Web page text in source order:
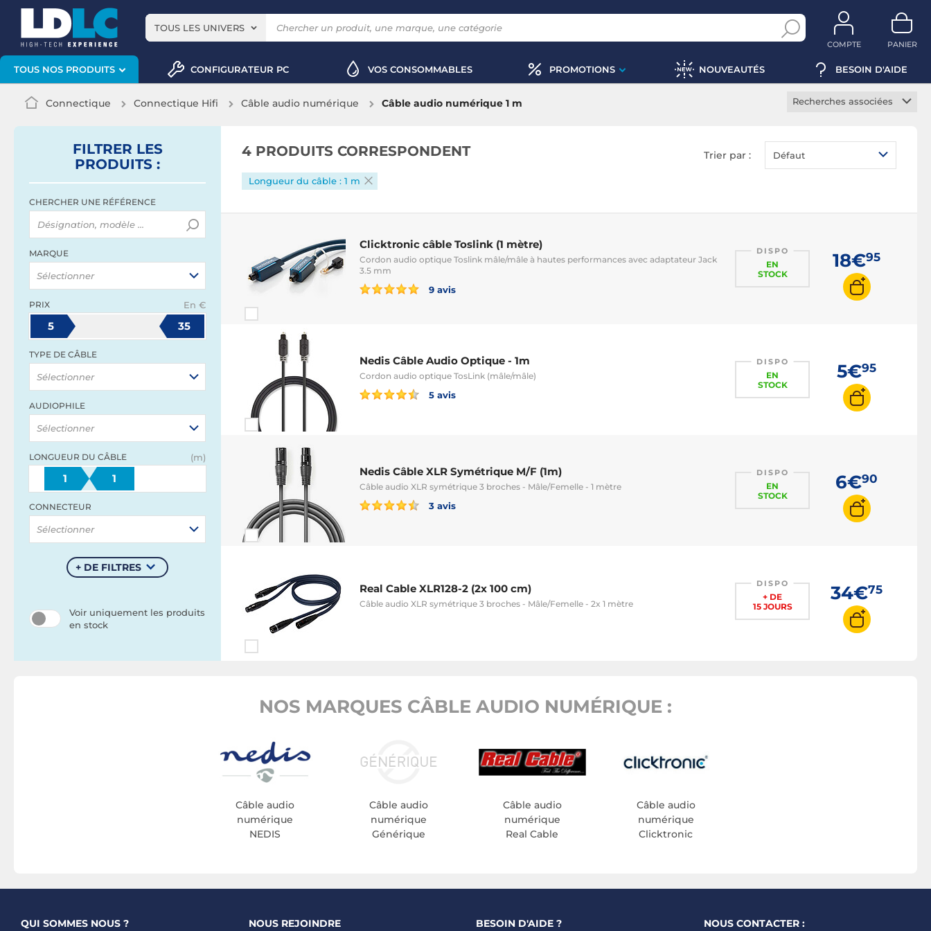
TOUS LES UNIVERS
COMPTE PANIER
TOUS NOS PRODUITS CONFIGURATEUR PC VOS CONSOMMABLES PROMOTIONS NOUVEAUTÉS BESOIN D'AIDE
Connectique Connectique Hifi Câble audio numérique Câble audio numérique 1 m
Recherches associées
FILTRER LES
PRODUITS :
CHERCHER UNE RÉFÉRENCE
MARQUE
Sélectionner
PRIX En €
5 35
TYPE DE CÂBLE
Sélectionner
AUDIOPHILE
Sélectionner
LONGUEUR DU CÂBLE (m)
1 1
CONNECTEUR
Sélectionner
+ DE FILTRES
Voir uniquement les produits
en stock
4 PRODUITS CORRESPONDENT Trier par : Défaut
Longueur du câble : 1 m
Clicktronic câble Toslink (1 mètre)
Cordon audio optique Toslink mâle/mâle à hautes performances avec adaptateur Jack
3.5 mm
9 avis
DISPO
EN
STOCK
18€95
Nedis Câble Audio Optique - 1m
Cordon audio optique TosLink (mâle/mâle)
5 avis
DISPO
EN
STOCK
5€95
Nedis Câble XLR Symétrique M/F (1m)
Câble audio XLR symétrique 3 broches - Mâle/Femelle - 1 mètre
3 avis
DISPO
EN
STOCK
6€90
Real Cable XLR128-2 (2x 100 cm)
Câble audio XLR symétrique 3 broches - Mâle/Femelle - 2x 1 mètre
DISPO
+ DE
15 JOURS
34€75
NOS MARQUES CÂBLE AUDIO NUMÉRIQUE :
Câble audio
numérique
NEDIS
Câble audio
numérique
Générique
Câble audio
numérique
Real Cable
Câble audio
numérique
Clicktronic
QUI SOMMES NOUS ? NOUS REJOINDRE BESOIN D'AIDE ? NOUS CONTACTER :